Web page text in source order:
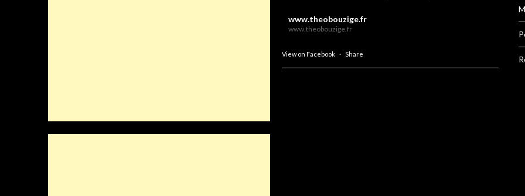
www.theobouzige.fr
www.theobouzige.fr
View on Facebook · Share